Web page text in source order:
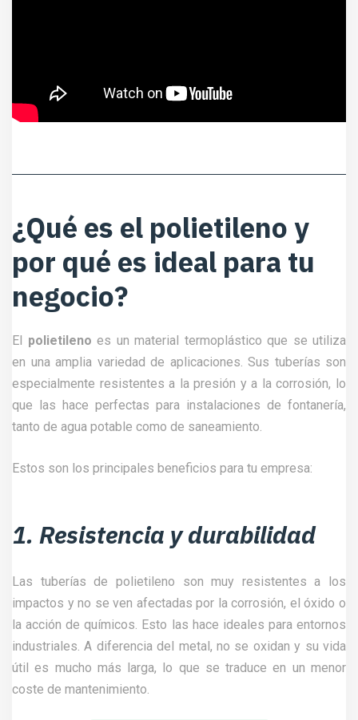
¿Qué es el polietileno y
por qué es ideal para tu
negocio?
El polietileno es un material termoplástico que se utiliza
en una amplia variedad de aplicaciones. Sus tuberías son
especialmente resistentes a la presión y a la corrosión, lo
que las hace perfectas para instalaciones de fontanería,
tanto de agua potable como de saneamiento.
Estos son los principales beneficios para tu empresa:
1. Resistencia y durabilidad
Las tuberías de polietileno son muy resistentes a los
impactos y no se ven afectadas por la corrosión, el óxido o
la acción de químicos. Esto las hace ideales para entornos
industriales. A diferencia del metal, no se oxidan y su vida
útil es mucho más larga, lo que se traduce en un menor
coste de mantenimiento.